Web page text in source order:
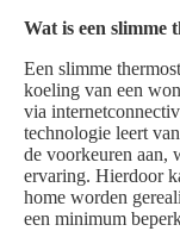
Wat is een slimme
Een slimme
koeling van een
via
technologie leert
de voorkeuren aan,
ervaring. Hierdoor
home worden
een minimum